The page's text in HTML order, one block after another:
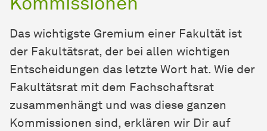
Das wichtigste Gremium einer Fakultät ist
der Fakultätsrat, der bei allen wichtigen
Entscheidungen das letzte Wort hat. Wie der
Fakultätsrat mit dem Fachschaftsrat
zusammenhängt und was diese ganzen
Kommissionen sind, erklären wir Dir auf